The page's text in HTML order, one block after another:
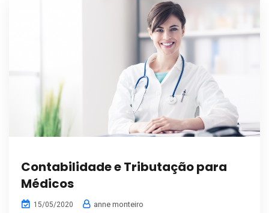
Contabilidade e Tributação para
Médicos
15/05/2020
anne monteiro